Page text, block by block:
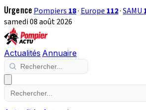
Urgence Pompiers 18· Europe 112·SAMU
samedi 08 août 2026
Actualités Annuaire